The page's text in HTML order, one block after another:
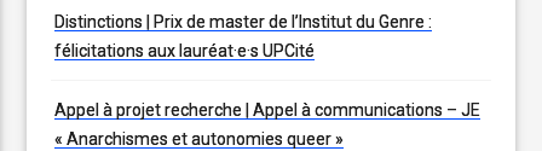
Distinctions | Prix de master de l’Institut du Genre :
félicitations aux lauréat·e·s UPCité
Appel à projet recherche | Appel à communications – JE
« Anarchismes et autonomies queer »